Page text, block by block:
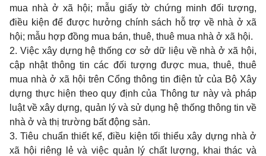
mua nhà ở xã hội; mẫu giấy tờ chứng minh đối tượng,
điều kiện để được hưởng chính sách hỗ trợ về nhà ở xã
hội; mẫu hợp đồng mua bán, thuê, thuê mua nhà ở xã hội.
2. Việc xây dựng hệ thống cơ sở dữ liệu về nhà ở xã hội,
cập nhật thông tin các đối tượng được mua, thuê, thuê
mua nhà ở xã hội trên Cổng thông tin điện tử của Bộ Xây
dựng thực hiện theo quy định của Thông tư này và pháp
luật về xây dựng, quản lý và sử dụng hệ thống thông tin về
nhà ở và thị trường bất động sản.
3. Tiêu chuẩn thiết kế, điều kiện tối thiểu xây dựng nhà ở
xã hội riêng lẻ và việc quản lý chất lượng, khai thác và